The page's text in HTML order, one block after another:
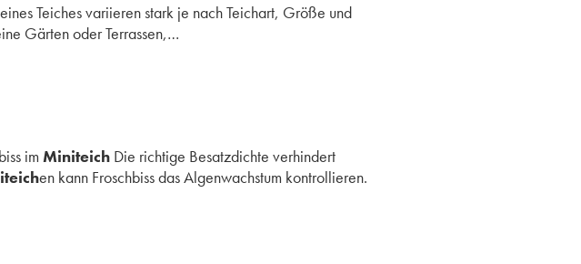
Teiches variieren stark je nach Teichart, Größe und
Gärten oder Terrassen,…
im Miniteich Die richtige Besatzdichte verhindert
en kann Froschbiss das Algenwachstum kontrollieren.